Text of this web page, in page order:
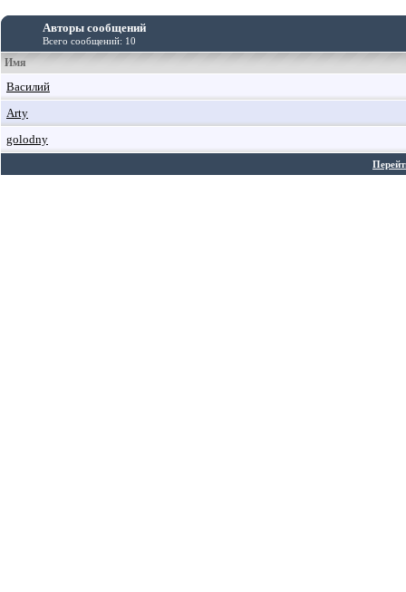
Авторы сообщений
Всего сообщений: 10
Имя
Василий
Arty
golodny